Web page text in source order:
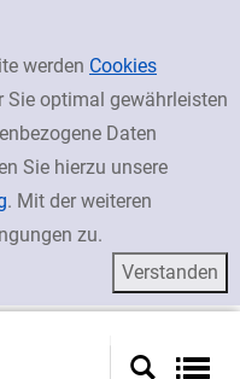
werden Cookies
optimal gewährleisten
Daten
Sie hierzu unsere
. Mit der weiteren
zu.